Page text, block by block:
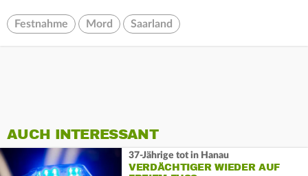
Festnahme Mord Saarland
AUCH INTERESSANT
37-Jährige tot in Hanau
VERDÄCHTIGER WIEDER AUF